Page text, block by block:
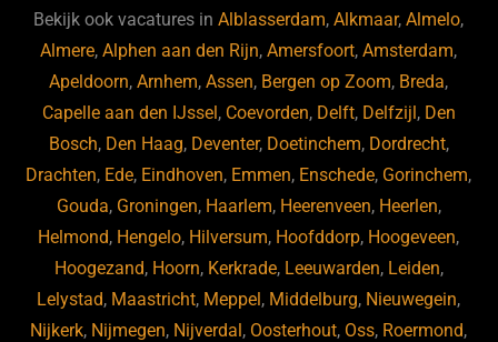
b
o
o
k
ky dI
n
Bekijk ook vacatures inAlblasserdam,Alkmaar,Almelo,
Almere,Alphen aan den Rijn,Amersfoort,Amsterdam,
Apeldoorn,Arnhem,Assen, Bergen op Zoom, Breda,
Capelle aan den IJssel , Coevorden, Delft, Delfzijl , Den
Bosch, Den Haag, Deventer, Doetinchem, Dordrecht,
Drachten, Ede, Eindhoven, Emmen, Enschede, Gorinchem,
Gouda, Groningen, Haarlem, Heerenveen, Heerlen,
Helmond, Hengelo, Hilversum, Hoofddorp, Hoogeveen,
Hoogezand, Hoorn, Kerkrade, Leeuwarden, Leiden,
Lelystad, Maastricht, Meppel , Middelburg, Nieuwegein,
Nijkerk, Nijmegen, Nijverdal , Oosterhout, Oss, Roermond,